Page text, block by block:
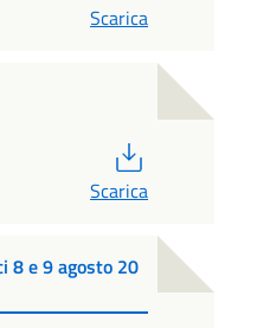
Scarica
Scarica
8 e 9 agosto 20